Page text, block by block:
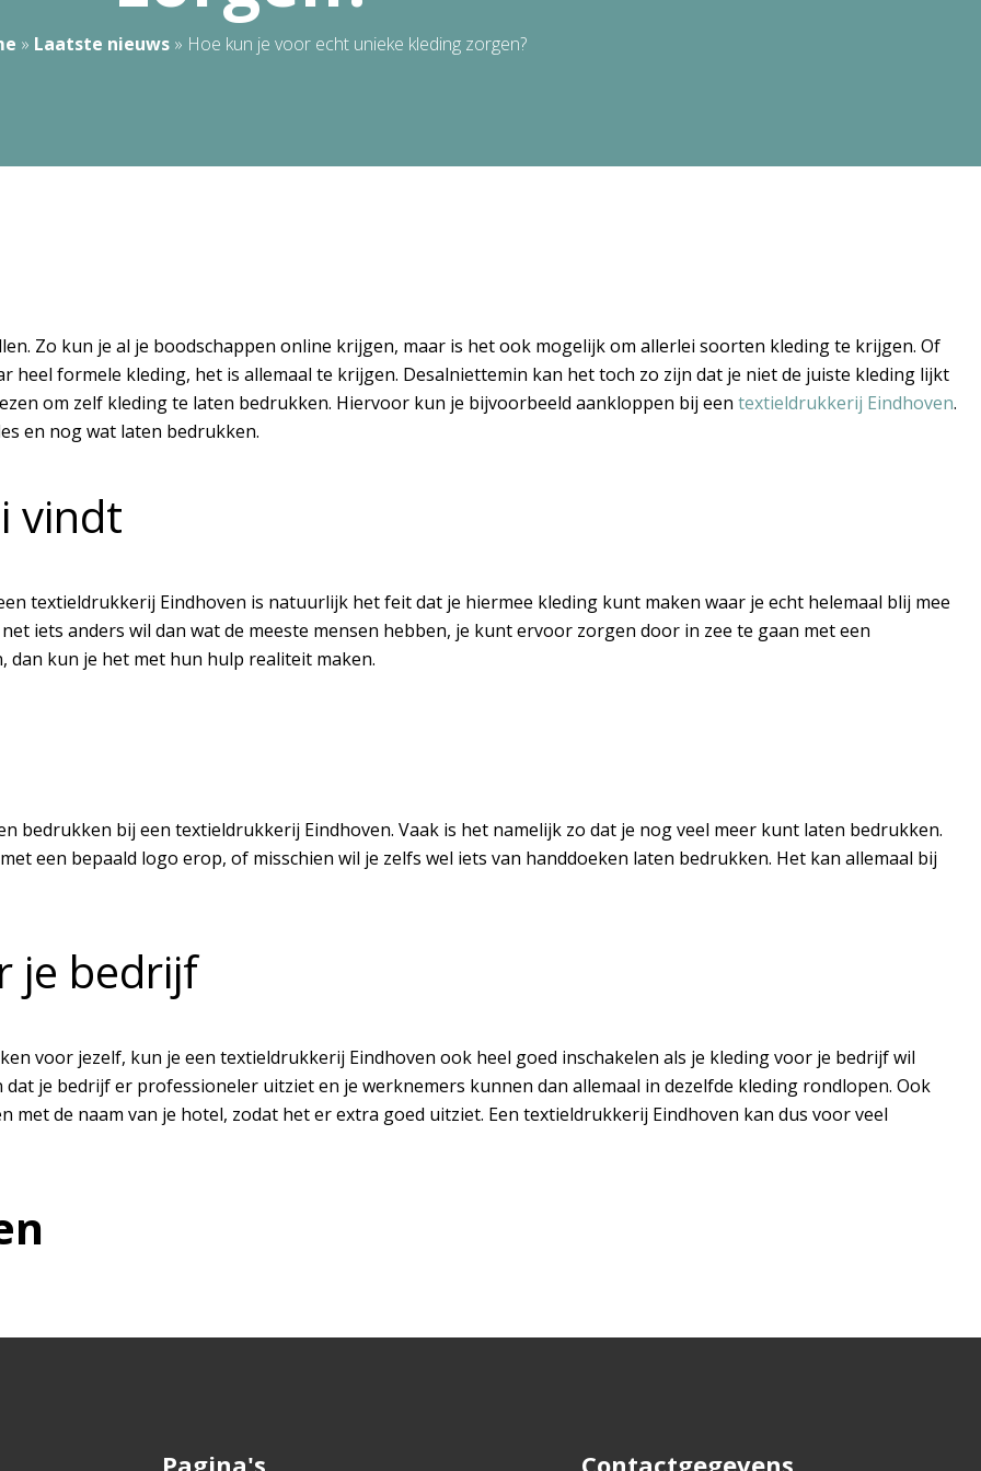
» Laatste nieuws » Hoe kun je voor echt unieke kleding zorgen?
Zo kun je al je boodschappen online krijgen, maar is het ook mogelijk om allerlei soorten kleding te krijgen. Of
heel formele kleding, het is allemaal te krijgen. Desalniettemin kan het toch zo zijn dat je niet de juiste kleding lijkt
om zelf kleding te laten bedrukken. Hiervoor kun je bijvoorbeeld aankloppen bij een textieldrukkerij Eindhoven.
en nog wat laten bedrukken.
vindt
textieldrukkerij Eindhoven is natuurlijk het feit dat je hiermee kleding kunt maken waar je echt helemaal blij mee
iets anders wil dan wat de meeste mensen hebben, je kunt ervoor zorgen door in zee te gaan met een
dan kun je het met hun hulp realiteit maken.
bedrukken bij een textieldrukkerij Eindhoven. Vaak is het namelijk zo dat je nog veel meer kunt laten bedrukken.
een bepaald logo erop, of misschien wil je zelfs wel iets van handdoeken laten bedrukken. Het kan allemaal bij
je bedrijf
voor jezelf, kun je een textieldrukkerij Eindhoven ook heel goed inschakelen als je kleding voor je bedrijf wil
je bedrijf er professioneler uitziet en je werknemers kunnen dan allemaal in dezelfde kleding rondlopen. Ook
de naam van je hotel, zodat het er extra goed uitziet. Een textieldrukkerij Eindhoven kan dus voor veel
Pagina's Contactgegevens